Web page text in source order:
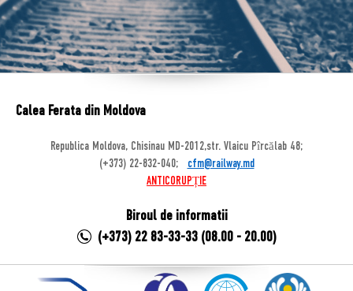
Calea Ferata din Moldova
Republica Moldova, Chisinau MD-2012,str. Vlaicu Pîrcălab 48;
(+373) 22-832-040;
cfm@railway.md
ANTICORUPȚIE
Biroul de informatii
(+373) 22 83-33-33 (08.00 - 20.00)